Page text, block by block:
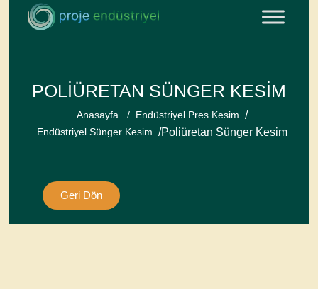
POLIÜRETAN SÜNGER KESIM
Anasayfa / Endüstriyel Pres Kesim /
Endüstriyel Sünger Kesim /Poliüretan Sünger Kesim
Geri Dön